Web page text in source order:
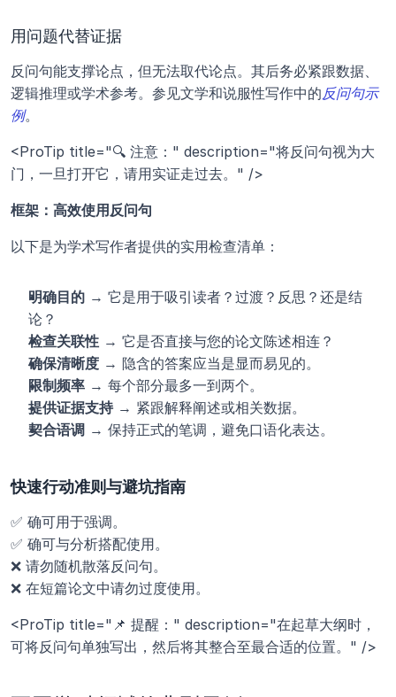
用问题代替证据
反问句能支撑论点，但无法取代论点。其后务必紧跟数据、
逻辑推理或学术参考。参见文学和说服性写作中的反问句示
例。
<ProTip title="🔍 注意：" description="将反问句视为大
门，一旦打开它，请用实证走过去。" />
框架：高效使用反问句
以下是为学术写作者提供的实用检查清单：
明确目的 → 它是用于吸引读者？过渡？反思？还是结
论？
检查关联性 → 它是否直接与您的论文陈述相连？
确保清晰度 → 隐含的答案应当是显而易见的。
限制频率 → 每个部分最多一到两个。
提供证据支持 → 紧跟解释阐述或相关数据。
契合语调 → 保持正式的笔调，避免口语化表达。
快速行动准则与避坑指南
✅ 确可用于强调。
✅ 确可与分析搭配使用。
❌ 请勿随机散落反问句。
❌ 在短篇论文中请勿过度使用。
<ProTip title="📌 提醒：" description="在起草大纲时，
可将反问句单独写出，然后将其整合至最合适的位置。" />